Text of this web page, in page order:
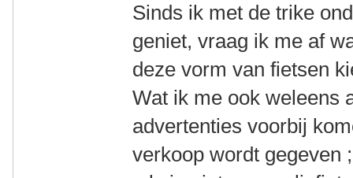
Sinds ik met de trike
geniet, vraag ik me af
deze vorm van fietsen
Wat ik me ook weleens
advertenties voorbij
verkoop wordt gegeven